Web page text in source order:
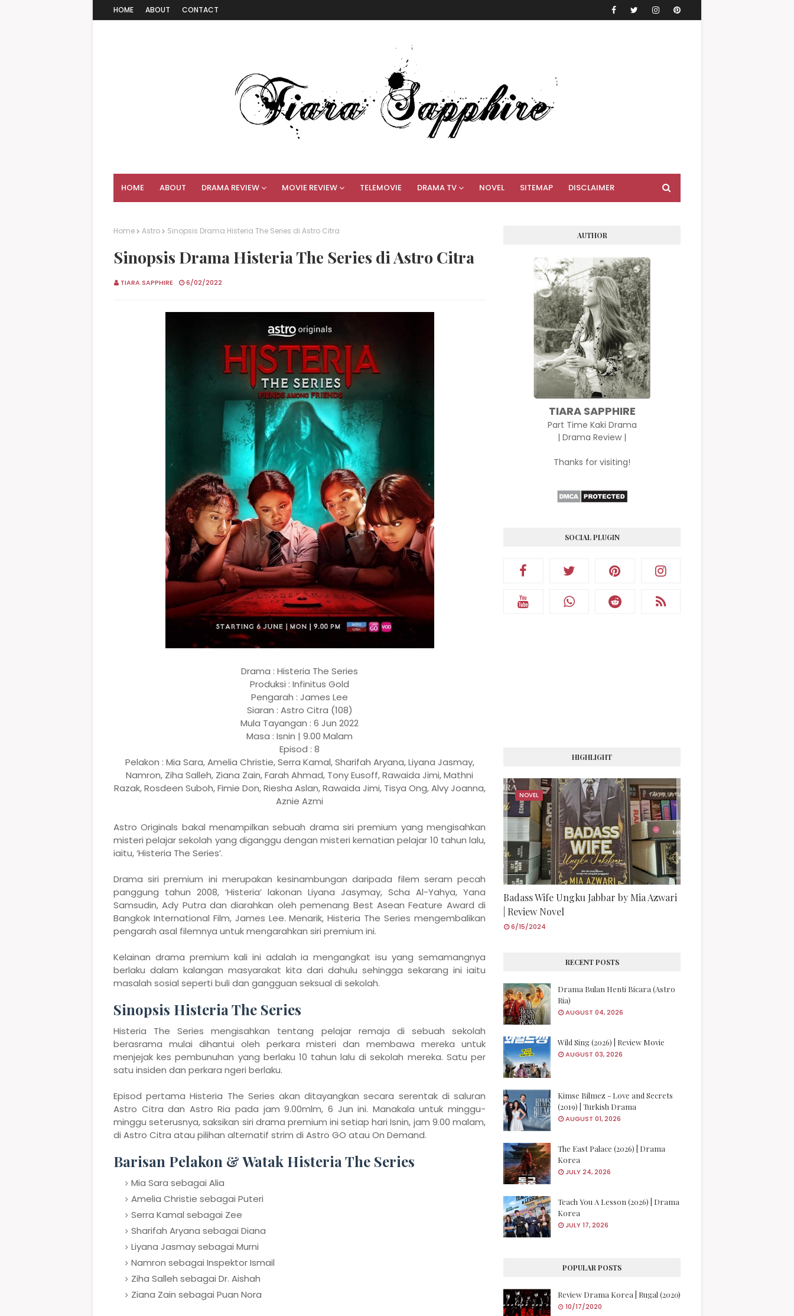
HOME ABOUT CONTACT
HOME ABOUT DRAMA REVIEW MOVIE REVIEW TELEMOVIE DRAMA TV NOVEL SITEMAP DISCLAIMER
Home Astro Sinopsis Drama Histeria The Series di Astro Citra
Sinopsis Drama Histeria The Series di Astro Citra
TIARA SAPPHIRE 6/02/2022
Drama : Histeria The Series
Produksi : Infinitus Gold
Pengarah : James Lee
Siaran : Astro Citra (108)
Mula Tayangan : 6 Jun 2022
Masa : Isnin | 9.00 Malam
Episod : 8
Pelakon : Mia Sara, Amelia Christie, Serra Kamal, Sharifah Aryana, Liyana Jasmay,
Namron, Ziha Salleh, Ziana Zain, Farah Ahmad, Tony Eusoff, Rawaida Jimi, Mathni
Razak, Rosdeen Suboh, Fimie Don, Riesha Aslan, Rawaida Jimi, Tisya Ong, Alvy Joanna,
Aznie Azmi
Astro Originals bakal menampilkan sebuah drama siri premium yang mengisahkan
misteri pelajar sekolah yang diganggu dengan misteri kematian pelajar 10 tahun lalu,
iaitu, ‘Histeria The Series’.
Drama siri premium ini merupakan kesinambungan daripada filem seram pecah
panggung tahun 2008, ‘Histeria’ lakonan Liyana Jasymay, Scha Al-Yahya, Yana
Samsudin, Ady Putra dan diarahkan oleh pemenang Best Asean Feature Award di
Bangkok International Film, James Lee. Menarik, Histeria The Series mengembalikan
pengarah asal filemnya untuk mengarahkan siri premium ini.
Kelainan drama premium kali ini adalah ia mengangkat isu yang semamangnya
berlaku dalam kalangan masyarakat kita dari dahulu sehingga sekarang ini iaitu
masalah sosial seperti buli dan gangguan seksual di sekolah.
Sinopsis Histeria The Series
Histeria The Series mengisahkan tentang pelajar remaja di sebuah sekolah
berasrama mulai dihantui oleh perkara misteri dan membawa mereka untuk
menjejak kes pembunuhan yang berlaku 10 tahun lalu di sekolah mereka. Satu per
satu insiden dan perkara ngeri berlaku.
Episod pertama Histeria The Series akan ditayangkan secara serentak di saluran
Astro Citra dan Astro Ria pada jam 9.00mlm, 6 Jun ini. Manakala untuk minggu-
minggu seterusnya, saksikan siri drama premium ini setiap hari Isnin, jam 9.00 malam,
di Astro Citra atau pilihan alternatif strim di Astro GO atau On Demand.
Barisan Pelakon & Watak Histeria The Series
Mia Sara sebagai Alia
Amelia Christie sebagai Puteri
Serra Kamal sebagai Zee
Sharifah Aryana sebagai Diana
Liyana Jasmay sebagai Murni
Namron sebagai Inspektor Ismail
Ziha Salleh sebagai Dr. Aishah
Ziana Zain sebagai Puan Nora
AUTHOR
TIARA SAPPHIRE
Part Time Kaki Drama
| Drama Review |
Thanks for visiting!
SOCIAL PLUGIN
HIGHLIGHT
NOVEL
Badass Wife Ungku Jabbar by Mia Azwari
| Review Novel
6/15/2024
RECENT POSTS
Drama Bulan Henti Bicara (Astro
Ria)
AUGUST 04, 2026
Wild Sing (2026) | Review Movie
AUGUST 03, 2026
Kimse Bilmez - Love and Secrets
(2019) | Turkish Drama
AUGUST 01, 2026
The East Palace (2026) | Drama
Korea
JULY 24, 2026
Teach You A Lesson (2026) | Drama
Korea
JULY 17, 2026
POPULAR POSTS
Review Drama Korea | Rugal (2020)
10/17/2020